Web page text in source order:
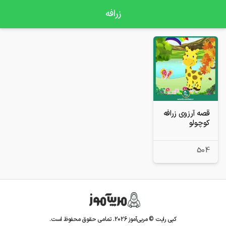
زرافه
قصه آرزوی زرافه
کوچولو
504
کپی رایت © مربی‌آموز2026. تمامی حقوق محفوظ است.